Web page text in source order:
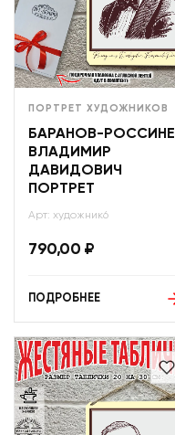
ПОРТРЕТ ХУДОЖНИКОВ
БАРАНОВ-РОССИНЕ
ВЛАДИМИР
ДАВИДОВИЧ
ПОРТРЕТ
Арт: художник6
790,00 ₽
ПОДРОБНЕЕ